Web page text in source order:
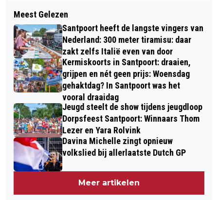
HEEMSTEDE EN ZANDVOORT
ONVEILIGSTE NOORD-HOLLANDSE
GEMEENTEN VOOR FIETSERS
ZANDVOORT BELEEFDE
BEWONERSDAG OP CIRCUIT
Meest Gelezen
Santpoort heeft de langste vingers van
Nederland: 300 meter tiramisu: daar
zakt zelfs Italië even van door
Kermiskoorts in Santpoort: draaien,
grijpen en nét geen prijs: Woensdag
gehaktdag? In Santpoort was het
vooral draaidag
Jeugd steelt de show tijdens jeugdloop
Dorpsfeest Santpoort: Winnaars Thom
Lezer en Yara Rolvink
Davina Michelle zingt opnieuw
volkslied bij allerlaatste Dutch GP
Meer artikelen